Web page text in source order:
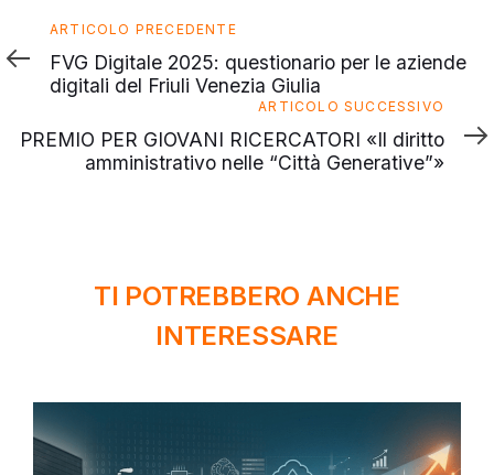
Articolo
precedente
ARTICOLO PRECEDENTE
FVG Digitale 2025: questionario per le aziende
digitali del Friuli Venezia Giulia
successivo
ARTICOLO SUCCESSIVO
PREMIO PER GIOVANI RICERCATORI «Il diritto
amministrativo nelle “Città Generative”»
TI POTREBBERO ANCHE
INTERESSARE